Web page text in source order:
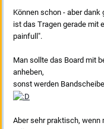
Können schon - aber
ist das Tragen gerade mit
painfull".
Man sollte das Board mit
anheben,
sonst werden
Aber sehr praktisch, wenn